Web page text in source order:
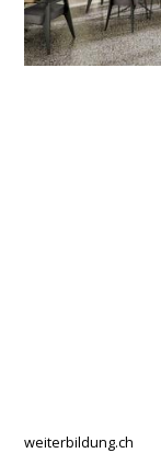
weiterbildung.ch